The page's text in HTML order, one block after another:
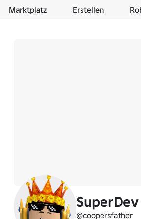
Marktplatz Erstellen
SuperDev
@coopersfather